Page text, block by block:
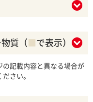
質（ で表示）
記載内容と異なる場合が
さい。